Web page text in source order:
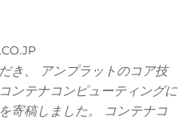
き、 アンプラットのコア技
ンテナコンピューティングに
寄稿しました。 コンテナコ